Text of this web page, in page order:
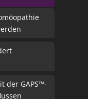
der GAPS™-